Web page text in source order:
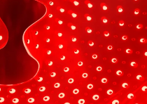
预计送达日期 8/9/26
预计送达日期8/8/26
预计送达日期8/8/26